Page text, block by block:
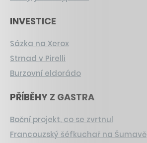
INVESTICE
Sázka na Xerox
Strnad v Pirelli
Burzovní eldorádo
PŘÍBĚHY Z GASTRA
Boční projekt, co se zvrtnul
Francouzský šéfkuchař na Šumavě